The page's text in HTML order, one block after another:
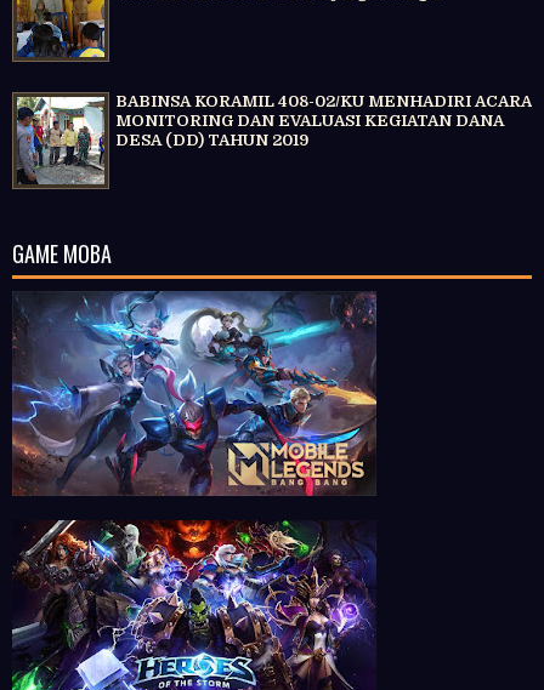
BABINSA KORAMIL 408-02/KU MENHADIRI ACARA
MONITORING DAN EVALUASI KEGIATAN DANA
DESA (DD) TAHUN 2019
GAME MOBA